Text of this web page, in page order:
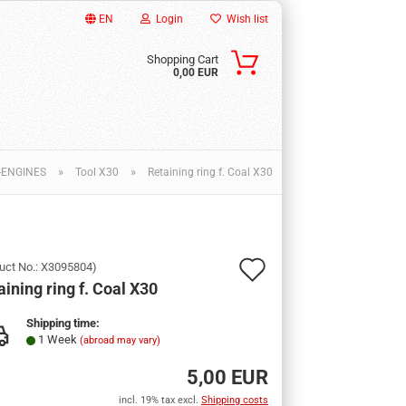
EN Login
account
Wish list
Shopping Cart
0,00 EUR
» Tool X30 » Retaining ring f. Coal X30
No.:X3095804)
ring f. Coal X30
Shipping time:
1 Week(abroad may vary)
5,00 EUR
incl. 19% tax excl. Shipping costs